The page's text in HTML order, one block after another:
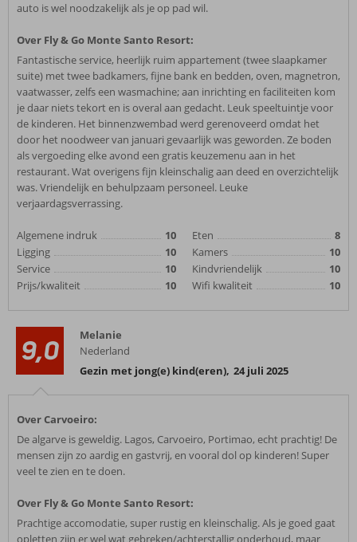
auto is wel noodzakelijk als je op pad wil.
Over Fly & Go Monte Santo Resort:
Fantastische service, heerlijk ruim appartement (twee slaapkamer
suite) met twee badkamers, fijne bank en bedden, oven, magnetron,
vaatwasser, zelfs een wasmachine; aan inrichting en faciliteiten kom
je daar niets tekort en is overal aan gedacht. Leuk speeltuintje voor
de kinderen. Het binnenzwembad werd gerenoveerd omdat het
door het noodweer van januari gevaarlijk was geworden. Ze boden
als vergoeding elke avond een gratis keuzemenu aan in het
restaurant. Wat overigens fijn kleinschalig aan deed en overzichtelijk
was. Vriendelijk en behulpzaam personeel. Leuke
verjaardagsverrassing.
Algemene indruk
10
Ligging
10
Service
10
Prijs/kwaliteit
10
Eten
8
Kamers
10
Kindvriendelijk
10
Wifi kwaliteit
10
9,0
Melanie
Nederland
Gezin met jong(e) kind(eren), 24 juli 2025
Over Carvoeiro:
De algarve is geweldig. Lagos, Carvoeiro, Portimao, echt prachtig! De
mensen zijn zo aardig en gastvrij, en vooral dol op kinderen! Super
veel te zien en te doen.
Over Fly & Go Monte Santo Resort:
Prachtige accomodatie, super rustig en kleinschalig. Als je goed gaat
opletten zijn er wel wat gebreken/achterstallig onderhoud, maar